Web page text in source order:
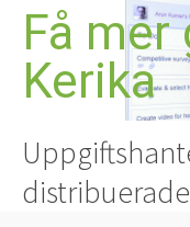
Hoppa
innehåll
Få
Kerika